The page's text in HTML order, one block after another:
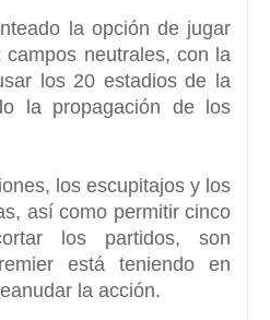
la opción de jugar
neutrales, con la
los 20 estadios de la
la propagación de los
los escupitajos y los
así como permitir cinco
los partidos, son
está teniendo en
la acción.